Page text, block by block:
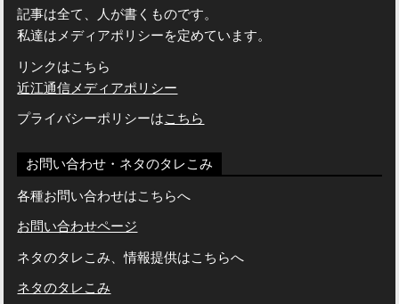
記事は全て、人が書くものです。
私達はメディアポリシーを定めています。
リンクはこちら
近江通信メディアポリシー
プライバシーポリシーはこちら
お問い合わせ・ネタのタレこみ
各種お問い合わせはこちらへ
お問い合わせページ
ネタのタレこみ、情報提供はこちらへ
ネタのタレこみ